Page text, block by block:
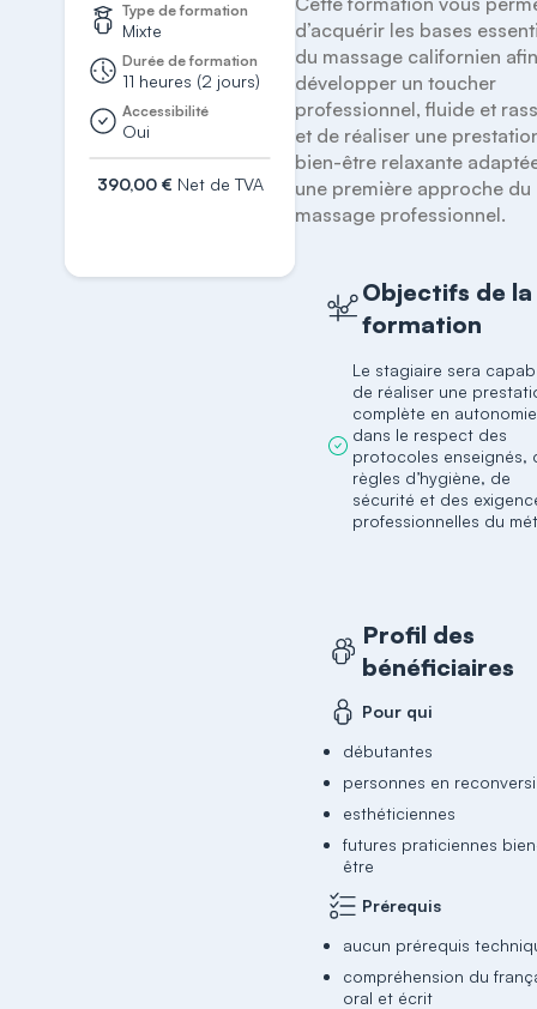
Type de formation
Mixte
Durée de formation
11 heures (2 jours)
Accessibilité
Oui
390,00 € Net de TVA
d’acquérir les bases
du massage californien
développer un toucher
professionnel, fluide et
et de réaliser une
bien-être relaxante
une première approche du
massage professionnel.
Objectifs de la
formation
Le stagiaire sera
de réaliser une
complète en
dans le respect des
protocoles enseignés,
règles d’hygiène, de
sécurité et des
professionnelles du
Profil des
bénéficiaires
Pour qui
débutantes
personnes en
esthéticiennes
futures praticiennes
être
Prérequis
aucun prérequis
compréhension du
oral et écrit